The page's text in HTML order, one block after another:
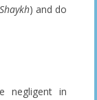
) and do
negligent in